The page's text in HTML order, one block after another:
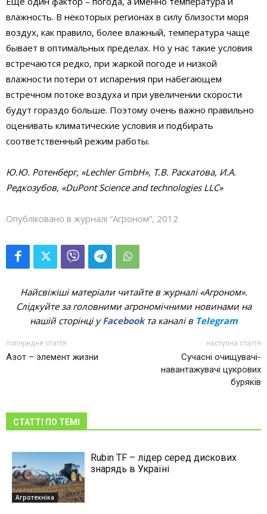
влажность. В некоторых регионах в силу близости моря
воздух, как правило, более влажный, температура чаще
бывает в оптимальных пределах. Но у нас такие условия
встречаются редко, при жаркой погоде и низкой
влажности потери от испарения при набегающем
встречном потоке воздуха и при увеличении скорости
будут гораздо больше. Поэтому очень важно правильно
оценивать климатические условия и подбирать
соответственный режим работы.
Ю.Ю. Ротенберг, «Lechler GmbH», Т.В. Раскатова, И.А.
Редкозубов, «DuPont Science and technologies LLC»
Опубліковано в журналі “Агроном”, 2012
Найсвіжіші матеріали читайте в журналі «Агроном».
Слідкуйте за головними агрономічними новинами на
нашій сторінці уFacebookта каналі в Telegram
попередня стаття
Азот – элемент жизни
наступна стаття
Сучасні очищувачі-
навантажувачі цукрових
буряків
СТАТТІ ПО ТЕМІ
Агротехніка
Rubin TF – лідер серед дискових
знарядь в Україні